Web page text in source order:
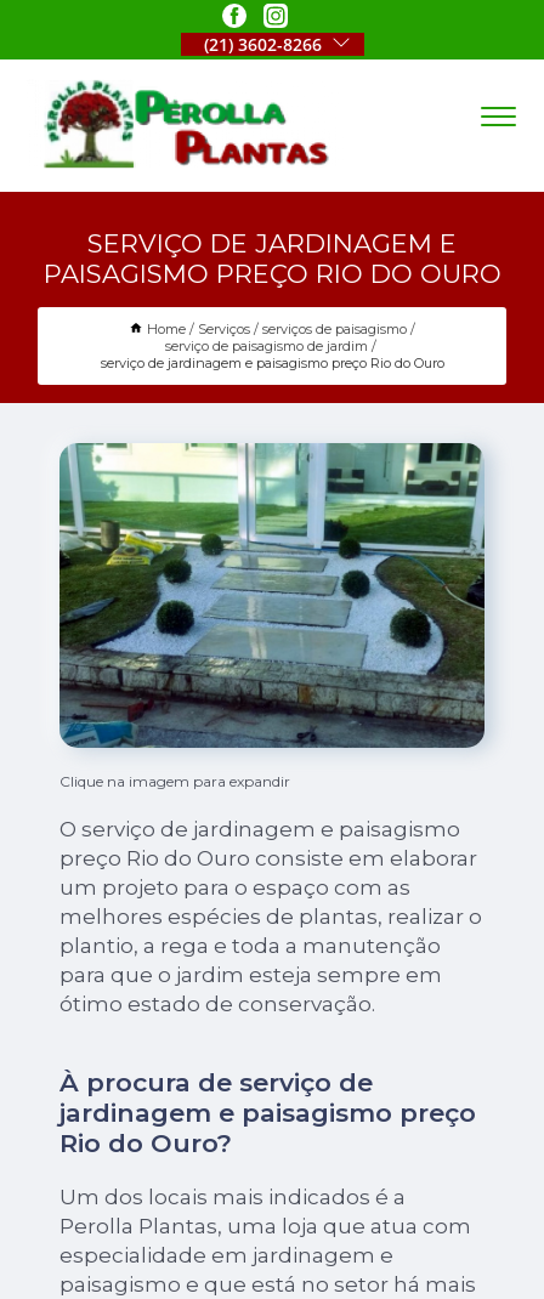
(21) 3602-8266
SERVIÇO DE JARDINAGEM E
PAISAGISMO PREÇO RIO DO OURO
Home Serviços
serviços de paisagismo
serviço de paisagismo de jardim
serviço de jardinagem e paisagismo preço Rio do Ouro
Clique na imagem para expandir
O serviço de jardinagem e paisagismo
preço Rio do Ouro consiste em elaborar
um projeto para o espaço com as
melhores espécies de plantas, realizar o
plantio, a rega e toda a manutenção
para que o jardim esteja sempre em
ótimo estado de conservação.
À procura de serviço de
jardinagem e paisagismo preço
Rio do Ouro?
Um dos locais mais indicados é a
Perolla Plantas, uma loja que atua com
especialidade em jardinagem e
paisagismo e que está no setor há mais